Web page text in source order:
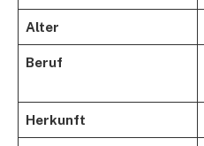
Alter
Beruf
Herkunft